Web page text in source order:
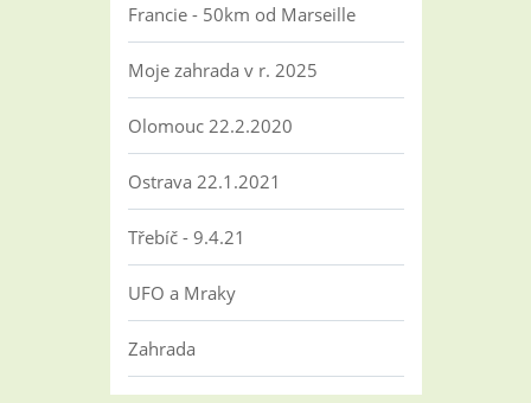
Francie - 50km od Marseille
Moje zahrada v r. 2025
Olomouc 22.2.2020
Ostrava 22.1.2021
Třebíč - 9.4.21
UFO a Mraky
Zahrada